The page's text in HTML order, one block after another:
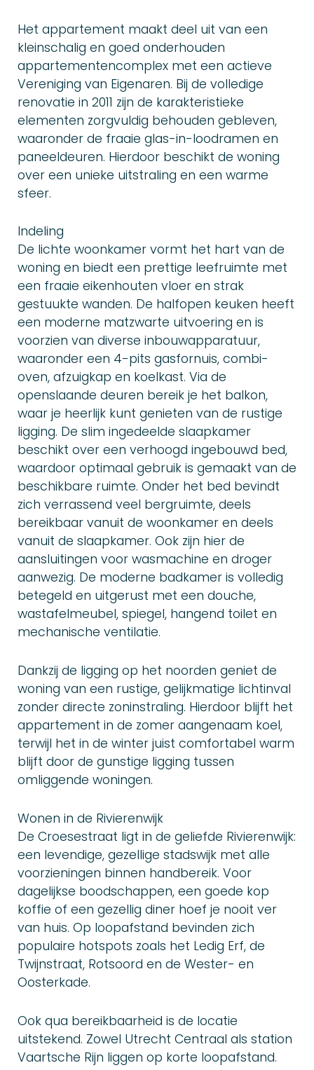
Het appartement maakt deel uit van een
kleinschalig en goed onderhouden
appartementencomplex met een actieve
Vereniging van Eigenaren. Bij de volledige
renovatie in 2011 zijn de karakteristieke
elementen zorgvuldig behouden gebleven,
waaronder de fraaie glas-in-loodramen en
paneeldeuren. Hierdoor beschikt de woning
over een unieke uitstraling en een warme
sfeer.
Indeling
De lichte woonkamer vormt het hart van de
woning en biedt een prettige leefruimte met
een fraaie eikenhouten vloer en strak
gestuukte wanden. De halfopen keuken heeft
een moderne matzwarte uitvoering en is
voorzien van diverse inbouwapparatuur,
waaronder een 4-pits gasfornuis, combi-
oven, afzuigkap en koelkast. Via de
openslaande deuren bereik je het balkon,
waar je heerlijk kunt genieten van de rustige
ligging. De slim ingedeelde slaapkamer
beschikt over een verhoogd ingebouwd bed,
waardoor optimaal gebruik is gemaakt van de
beschikbare ruimte. Onder het bed bevindt
zich verrassend veel bergruimte, deels
bereikbaar vanuit de woonkamer en deels
vanuit de slaapkamer. Ook zijn hier de
aansluitingen voor wasmachine en droger
aanwezig. De moderne badkamer is volledig
betegeld en uitgerust met een douche,
wastafelmeubel, spiegel, hangend toilet en
mechanische ventilatie.
Dankzij de ligging op het noorden geniet de
woning van een rustige, gelijkmatige lichtinval
zonder directe zoninstraling. Hierdoor blijft het
appartement in de zomer aangenaam koel,
terwijl het in de winter juist comfortabel warm
blijft door de gunstige ligging tussen
omliggende woningen.
Wonen in de Rivierenwijk
De Croesestraat ligt in de geliefde Rivierenwijk:
een levendige, gezellige stadswijk met alle
voorzieningen binnen handbereik. Voor
dagelijkse boodschappen, een goede kop
koffie of een gezellig diner hoef je nooit ver
van huis. Op loopafstand bevinden zich
populaire hotspots zoals het Ledig Erf, de
Twijnstraat, Rotsoord en de Wester- en
Oosterkade.
Ook qua bereikbaarheid is de locatie
uitstekend. Zowel Utrecht Centraal als station
Vaartsche Rijn liggen op korte loopafstand.